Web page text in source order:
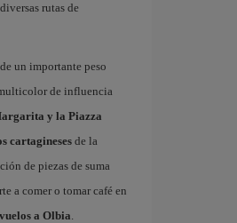
rutas de
un importante peso
de influencia
y la Piazza
cartaginesesde la
de piezas de suma
a comer o tomar café en
a Olbia.